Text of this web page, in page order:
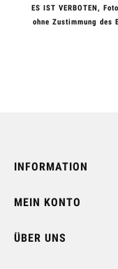
ES IST VERBOTEN,
ohne Zustimmung des
INFORMATION
MEIN KONTO
ÜBER UNS